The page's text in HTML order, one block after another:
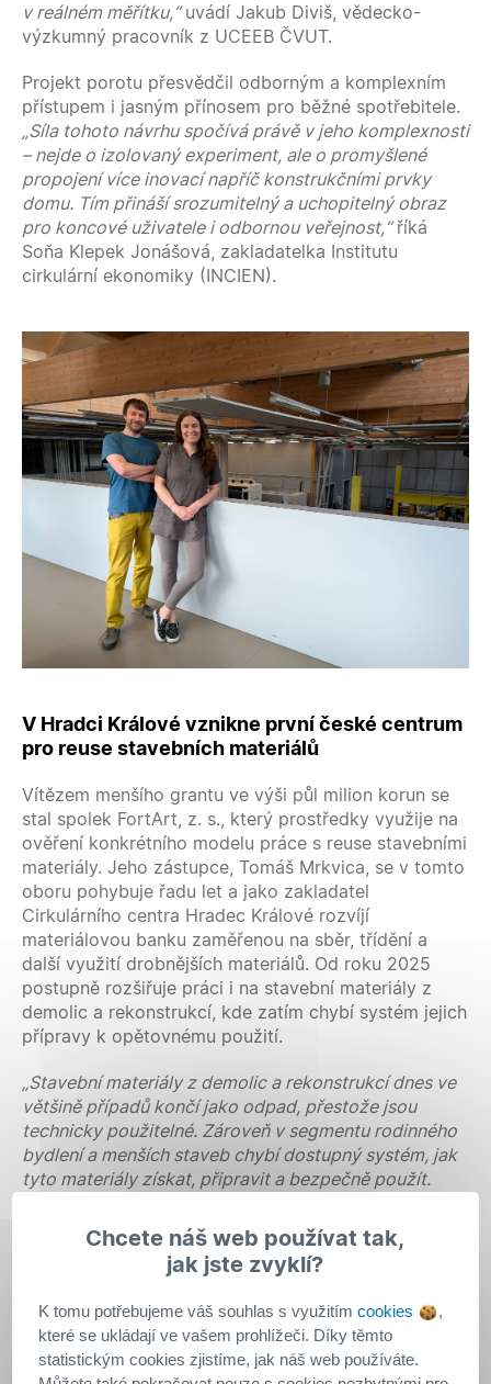
v reálném měřítku,“uvádí Jakub Diviš, vědecko-
výzkumný pracovník z UCEEB ČVUT.
Projekt porotu přesvědčil odborným a komplexním
přístupem i jasným přínosem pro běžné spotřebitele.
„Síla tohoto návrhu spočívá právě v jeho komplexnosti
– nejde o izolovaný experiment, ale o promyšlené
propojení více inovací napříč konstrukčními prvky
domu. Tím přináší srozumitelný a uchopitelný obraz
pro koncové uživatele i odbornou veřejnost,“říká
Soňa Klepek Jonášová, zakladatelka Institutu
cirkulární ekonomiky (INCIEN).
V Hradci Králové vznikne první české centrum
pro reuse stavebních materiálů
Vítězem menšího grantu ve výši půl milion korun se
stal spolek FortArt, z. s., který prostředky využije na
ověření konkrétního modelu práce s reuse stavebními
materiály. Jeho zástupce, Tomáš Mrkvica, se v tomto
oboru pohybuje řadu let a jako zakladatel
Cirkulárního centra Hradec Králové rozvíjí
materiálovou banku zaměřenou na sběr, třídění a
další využití drobnějších materiálů. Od roku 2025
postupně rozšiřuje práci i na stavební materiály z
demolic a rekonstrukcí, kde zatím chybí systém jejich
přípravy k opětovnému použití.
„Stavební materiály z demolic a rekonstrukcí dnes ve
většině případů končí jako odpad, přestože jsou
technicky použitelné. Zároveň v segmentu rodinného
bydlení a menších staveb chybí dostupný systém, jak
tyto materiály získat, připravit a bezpečně použít.
oblastí, závislou na individuálních projektech. Chybí
infrastruktura pro třídění a přípravu materiálů a
ověřené postupy jejich aplikace v praxi,“
Tomáš Mrkvica, zástupce spolku FortArt.
Podpořený projekt reaguje na tuto mezeru pilotním
ověřením procesu pro systematické využití reuse
Chcete náš web používat tak,
jak jste zvyklí?
K tomu potřebujeme váš souhlas s využitím cookies
,
které se ukládají ve vašem prohlížeči. Díky těmto
statistickým cookies zjistíme, jak náš web používáte.